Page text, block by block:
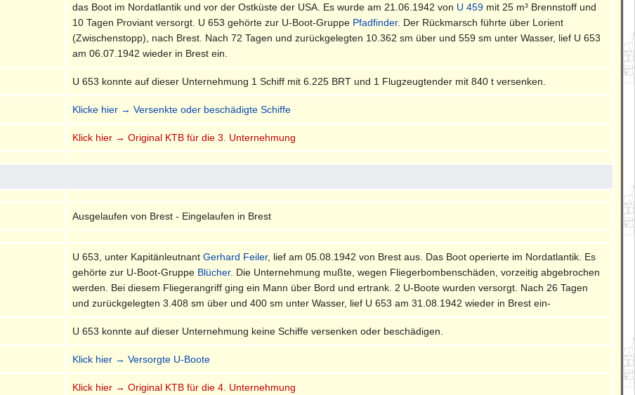
das Boot im Nordatlantik und vor der Ostküste der USA. Es wurde am 21.06.1942 von U 459 mit 25 m³ Brennstoff und
10 Tagen Proviant versorgt. U 653 gehörte zur U-Boot-Gruppe Pfadfinder. Der Rückmarsch führte über Lorient
(Zwischenstopp), nach Brest. Nach 72 Tagen und zurückgelegten 10.362 sm über und 559 sm unter Wasser, lief U 653
am 06.07.1942 wieder in Brest ein.
U 653 konnte auf dieser Unternehmung 1 Schiff mit 6.225 BRT und 1 Flugzeugtender mit 840 t versenken.
Klicke hier → Versenkte oder beschädigte Schiffe
Klick hier → Original KTB für die 3. Unternehmung
Ausgelaufen von Brest - Eingelaufen in Brest
U 653, unter KapitänleutnantGerhard Feiler, lief am 05.08.1942 von Brest aus. Das Boot operierte im Nordatlantik. Es
gehörte zur U-Boot-Gruppe Blücher. Die Unternehmung mußte, wegen Fliegerbombenschäden, vorzeitig abgebrochen
werden. Bei diesem Fliegerangriff ging ein Mann über Bord und ertrank. 2 U-Boote wurden versorgt. Nach 26 Tagen
und zurückgelegten 3.408 sm über und 400 sm unter Wasser, lief U 653 am 31.08.1942 wieder in Brest ein-
U 653 konnte auf dieser Unternehmung keine Schiffe versenken oder beschädigen.
Klick hier → Versorgte U-Boote
Klick hier → Original KTB für die 4. Unternehmung